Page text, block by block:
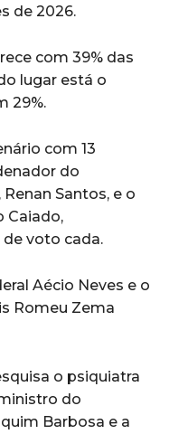
de 2026.
com 39% das
lugar está o
29%.
com 13
do
Santos, e o
Caiado,
voto cada.
Aécio Neves e o
Romeu Zema
o psiquiatra
do
Barbosa e a